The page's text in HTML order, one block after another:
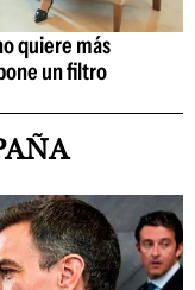
quiere más
un filtro